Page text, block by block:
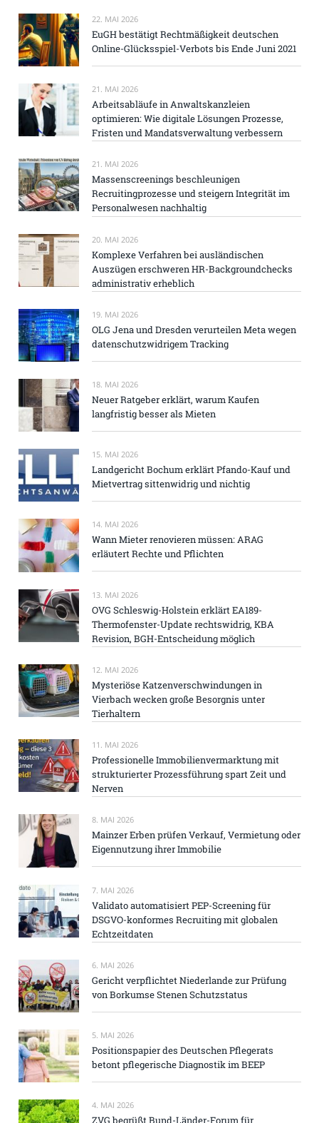
22. MAI 2026
EuGH bestätigt Rechtmäßigkeit deutschen
Online-Glücksspiel-Verbots bis Ende Juni 2021
21. MAI 2026
Arbeitsabläufe in Anwaltskanzleien
optimieren: Wie digitale Lösungen Prozesse,
Fristen und Mandatsverwaltung verbessern
21. MAI 2026
Massenscreenings beschleunigen
Recruitingprozesse und steigern Integrität im
Personalwesen nachhaltig
20. MAI 2026
Komplexe Verfahren bei ausländischen
Auszügen erschweren HR-Backgroundchecks
administrativ erheblich
19. MAI 2026
OLG Jena und Dresden verurteilen Meta wegen
datenschutzwidrigem Tracking
18. MAI 2026
Neuer Ratgeber erklärt, warum Kaufen
langfristig besser als Mieten
15. MAI 2026
Landgericht Bochum erklärt Pfando-Kauf und
Mietvertrag sittenwidrig und nichtig
14. MAI 2026
Wann Mieter renovieren müssen: ARAG
erläutert Rechte und Pflichten
13. MAI 2026
OVG Schleswig-Holstein erklärt EA189-
Thermofenster-Update rechtswidrig, KBA
Revision, BGH-Entscheidung möglich
12. MAI 2026
Mysteriöse Katzenverschwindungen in
Vierbach wecken große Besorgnis unter
Tierhaltern
11. MAI 2026
Professionelle Immobilienvermarktung mit
strukturierter Prozessführung spart Zeit und
Nerven
8. MAI 2026
Mainzer Erben prüfen Verkauf, Vermietung oder
Eigennutzung ihrer Immobilie
7. MAI 2026
Validato automatisiert PEP-Screening für
DSGVO-konformes Recruiting mit globalen
Echtzeitdaten
6. MAI 2026
Gericht verpflichtet Niederlande zur Prüfung
von Borkumse Stenen Schutzstatus
5. MAI 2026
Positionspapier des Deutschen Pflegerats
betont pflegerische Diagnostik im BEEP
4. MAI 2026
ZVG begrüßt Bund-Länder-Forum für